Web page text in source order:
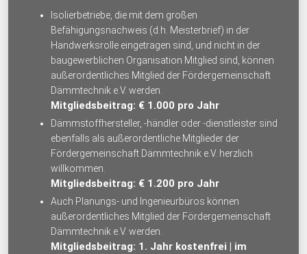
Isolierbetriebe, die mit dem großen
Befähigungsnachweis (d.h. Meisterbrief) in der
Handwerksrolle eingetragen sind, und nicht in der
baugewerblichen Organisation Mitglied sind, können
außerordentliches Mitglied der Fördergemeinschaft
Dämmtechnik e.V. werden.
Mitgliedsbeitrag: € 1.000 pro Jahr
Dämmstoffhersteller, -händler oder -dienstleister sind
ebenfalls als außerordentliche Mitglieder der
Fördergemeinschaft Dämmtechnik e.V. herzlich
willkommen.
Mitgliedsbeitrag: € 1.200 pro Jahr
Auch Planungs- und Ingenieurbüros können
außerordentliches Mitglied der Fördergemeinschaft
Dämmtechnik e.V. werden.
Mitgliedsbeitrag: 1. Jahr kostenfrei | im